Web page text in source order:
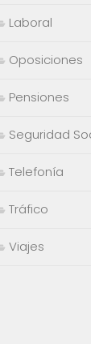
Laboral
Oposiciones
Pensiones
Seguridad
Telefonía
Tráfico
Viajes